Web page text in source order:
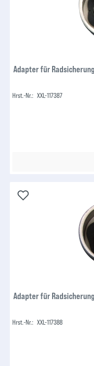
Adapter für
Hrst.-Nr.: XXL-117387
Adapter für
Hrst.-Nr.: XXL-117388